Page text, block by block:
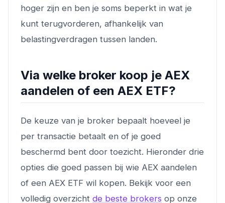
hoger zijn en ben je soms beperkt in wat je
kunt terugvorderen, afhankelijk van
belastingverdragen tussen landen.
Via welke broker koop je AEX
aandelen of een AEX ETF?
De keuze van je broker bepaalt hoeveel je
per transactie betaalt en of je goed
beschermd bent door toezicht. Hieronder drie
opties die goed passen bij wie AEX aandelen
of een AEX ETF wil kopen. Bekijk voor een
volledig overzicht de beste brokers op onze